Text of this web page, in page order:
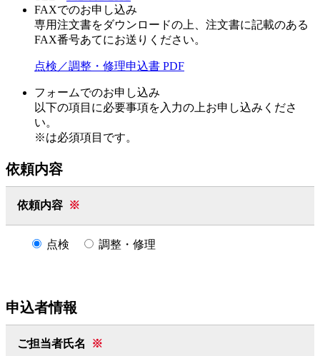
FAXでのお申し込み
専用注文書をダウンロードの上、注文書に記載のある
FAX番号あてにお送りください。
点検／調整・修理申込書 PDF
フォームでのお申し込み
以下の項目に必要事項を入力の上お申し込みくださ
い。
※は必須項目です。
依頼内容
依頼内容 ※
点検 調整・修理
申込者情報
ご担当者氏名 ※